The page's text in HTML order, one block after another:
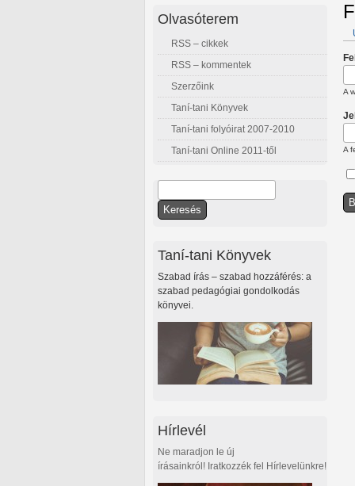
A
A
Olvasóterem
RSS – cikkek
RSS – kommentek
Szerzőink
Taní-tani Könyvek
Taní-tani folyóirat 2007-2010
Taní-tani Online 2011-től
Keresés űrlap
Taní-tani Könyvek
Szabad írás – szabad hozzáférés: a
szabad pedagógiai gondolkodás
könyvei.
Hírlevél
Ne maradjon le új
írásainkról! Iratkozzék fel Hírlevelünkre!